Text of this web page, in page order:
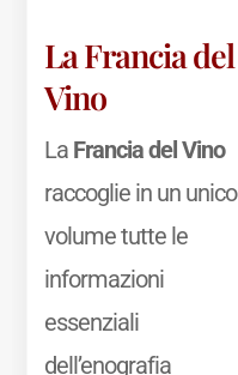
La Francia del
Vino
La Francia del Vino
raccoglie in un unico
volume tutte le
informazioni
essenziali
dell’enografia